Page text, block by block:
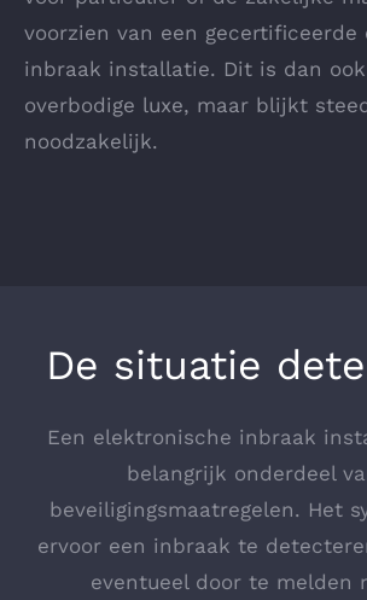
voorzien van een gecertificeerde
inbraak installatie. Dit is dan ook
overbodige luxe, maar blijkt
noodzakelijk.
De situatie
Een elektronische inbraak
belangrijk onderdeel
beveiligingsmaatregelen. Het
ervoor een inbraak te
eventueel door te melden